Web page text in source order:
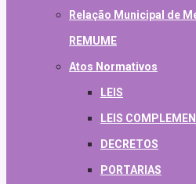
Relação Municipal de
REMUME
Atos Normativos
LEIS
LEIS
DECRETOS
PORTARIAS